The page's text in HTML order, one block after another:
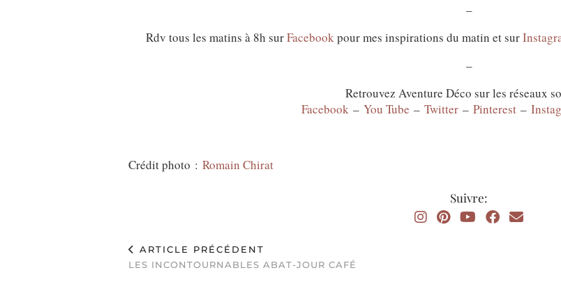
–
Rdv tous les matins à 8h surFacebookpour mes inspirations du matin et sur
–
Retrouvez Aventure Déco sur les réseaux
Facebook – You Tube – Twitter – Pinterest –
Crédit photo : Romain Chirat
Suivre:
ARTICLE PRÉCÉDENT
LES INCONTOURNABLES ABAT-JOUR CAFÉ